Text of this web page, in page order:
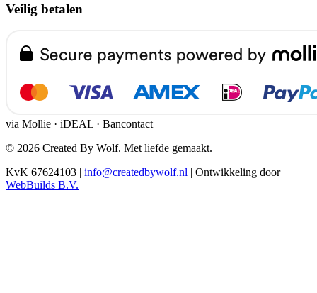
Veilig betalen
via Mollie · iDEAL · Bancontact
© 2026 Created By Wolf. Met liefde gemaakt.
KvK 67624103 | info@createdbywolf.nl | Ontwikkeling door
WebBuilds B.V.